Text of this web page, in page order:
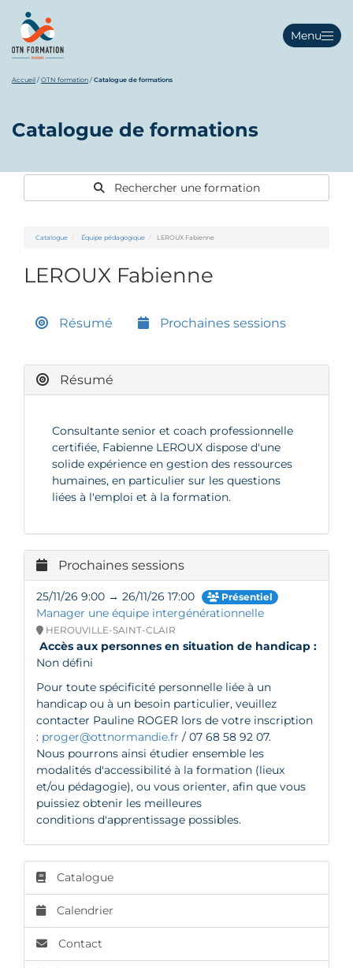
Menu
Accueil / OTN formation / Catalogue de formations
Catalogue de formations
Rechercher une formation
Catalogue Équipe pédagogique LEROUX Fabienne
LEROUX Fabienne
Résumé Prochaines sessions
Résumé
Consultante senior et coach professionnelle
certifiée, Fabienne LEROUX dispose d'une
solide expérience en gestion des ressources
humaines, en particulier sur les questions
liées à l'emploi et à la formation.
Prochaines sessions
25/11/26 9:00 → 26/11/26 17:00 Présentiel
Manager une équipe intergénérationnelle
HEROUVILLE-SAINT-CLAIR
Accès aux personnes en situation de handicap :
Non défini
Pour toute spécificité personnelle liée à un
handicap ou à un besoin particulier, veuillez
contacter Pauline ROGER lors de votre inscription
: proger@ottnormandie.fr / 07 68 58 92 07.
Nous pourrons ainsi étudier ensemble les
modalités d'accessibilité à la formation (lieux
et/ou pédagogie), ou vous orienter, afin que vous
puissiez obtenir les meilleures
conditions d'apprentissage possibles.
Catalogue
Calendrier
Contact